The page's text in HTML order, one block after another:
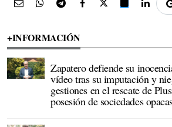
+INFORMACIÓN
Zapatero defiende su
vídeo tras su imputación y
gestiones en el rescate de
posesión de sociedades